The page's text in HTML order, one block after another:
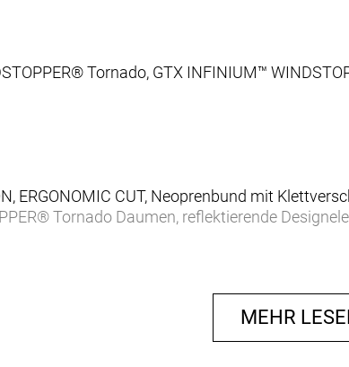
Tornado, GTX INFINIUM™
ERGONOMIC CUT, Neoprenbund mit
Tornado Daumen, reflektierende
MEHR